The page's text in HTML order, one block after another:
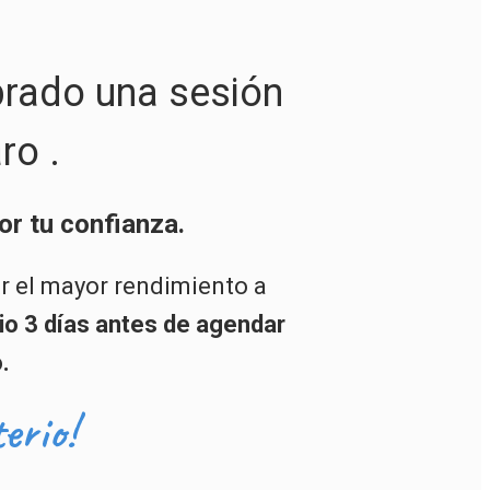
una sesión
.
tu confianza.
el mayor rendimiento a
3 días antes de agendar